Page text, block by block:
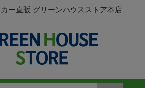
カー直販 グリーンハウスストア本店